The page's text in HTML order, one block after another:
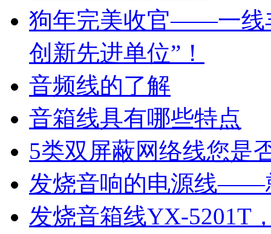
狗年完美收官——一线
创新先进单位”！
音频线的了解
音箱线具有哪些特点
5类双屏蔽网络线您是
发烧音响的电源线——
发烧音箱线YX-5201T